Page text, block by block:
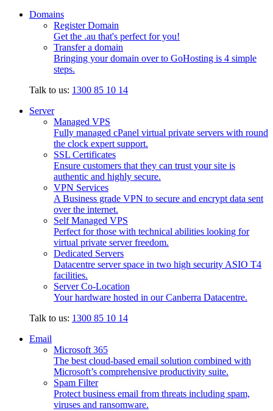
Domains
Register Domain
Get the .au that's perfect for you!
Transfer a domain
Bringing your domain over to GoHosting is 4 simple
steps.
Talk to us: 1300 85 10 14
Server
Managed VPS
Fully managed cPanel virtual private servers with round
the clock expert support.
SSL Certificates
Ensure customers that they can trust your site is
authentic and highly secure.
VPN Services
A Business grade VPN to secure and encrypt data sent
over the internet.
Self Managed VPS
Perfect for those with technical abilities looking for
virtual private server freedom.
Dedicated Servers
Datacentre server space in two high security ASIO T4
facilities.
Server Co-Location
Your hardware hosted in our Canberra Datacentre.
Talk to us: 1300 85 10 14
Email
Microsoft 365
The best cloud-based email solution combined with
Microsoft’s comprehensive productivity suite.
Spam Filter
Protect business email from threats including spam,
viruses and ransomware.